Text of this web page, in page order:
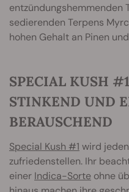
entzündungshemmenden
sedierenden Terpens
hohen Gehalt an Pinen
SPECIAL KUSH
STINKEND UND
BERAUSCHEND
Special Kush #1 wird
zufriedenstellen. Ihr
einer Indica-Sorte ohne